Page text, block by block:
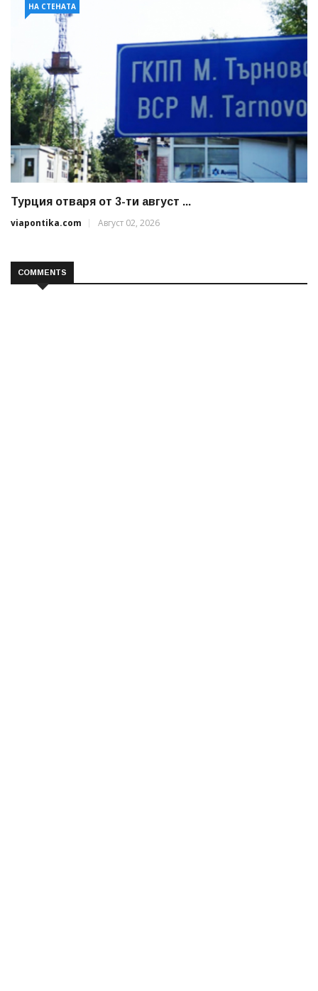
НА СТЕНАТА
Турция отваря от 3-ти август ...
viapontika.com
Август 02, 2026
COMMENTS